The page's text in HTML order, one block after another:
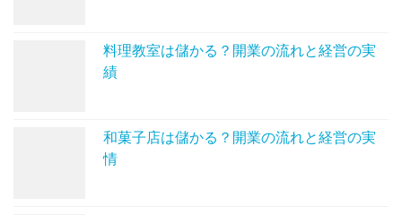
料理教室は儲かる？開業の流れと経営の実
績
和菓子店は儲かる？開業の流れと経営の実
情